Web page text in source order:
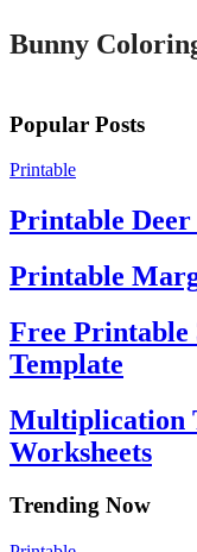
Bunny
Popular Posts
Printable
Printable Deer
Printable
Free Printable
Template
Multiplication
Worksheets
Trending Now